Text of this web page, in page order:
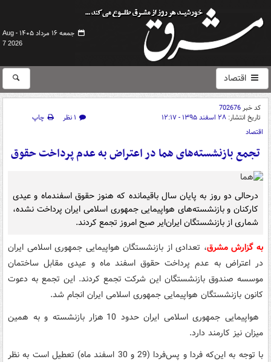
جمعه ۱۶ مرداد ۱۴۰۵ -
Aug
7 2026
اقتصاد
کد خبر702676
تاریخ انتشار: ۲۸ اسفند ۱۳۹۵ - ۱۲:۱۷ ۱ نظر
چاپ
اقتصاد
تجمع بازنشسته‌های هما در اعتراض به عدم پرداخت حقوق
درحالی دو روز به پایان سال باقیمانده که هنوز حقوق اسفندماه و عیدی
کارکنان و بازنشسته‌های هواپیمایی جمهوری اسلامی ایران پرداخت نشده،
شماری از بازنشستگان ایران‌ایر صبح امروز تجمع کردند.
به گزارش مشرق، تعدادی از بازنشستگان هواپیمایی جمهوری اسلامی ایران
در اعتراض به عدم پرداخت حقوق اسفند ماه و عیدی مقابل ساختمان
موسسه صندوق بازنشستگان این شرکت تجمع کردند. این تجمع به دعوت
کانون بازنشستگان هواپیمایی جمهوری اسلامی ایران انجام شد.
هواپیمایی جمهوری اسلامی ایران حدود 10 هزار بازنشسته و به همین
میزان نیز کارمند دارد.
با توجه به این‌که فردا و پس‌فردا (29 و 30 اسفند ماه) تعطیل است به نظر